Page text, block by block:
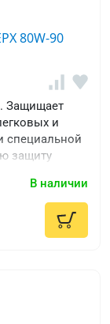
80W-90
Защищает
и
специальной
защиту
В наличии